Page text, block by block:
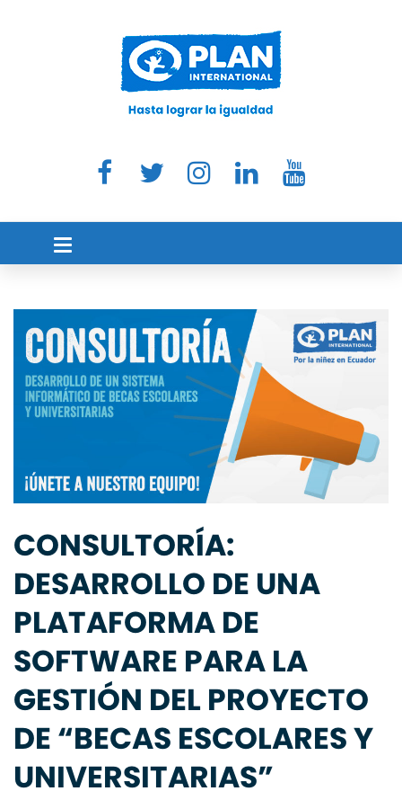
CONSULTORÍA:
DESARROLLO DE UNA
PLATAFORMA DE
SOFTWARE PARA LA
GESTIÓN DEL PROYECTO
DE “BECAS ESCOLARES Y
UNIVERSITARIAS”